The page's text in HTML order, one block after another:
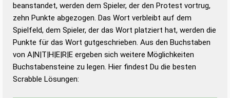
Duden – Standardwerk in 12 Bänden
Duden – Richtiges und gutes
Deutsch
Duden – Die deutsche Grammatik
Duden – Deutsches
beanstandet, werden dem Spieler, der den Protest vortrug,
zehn Punkte abgezogen. Das Wort verbleibt auf dem
Spielfeld, dem Spieler, der das Wort platziert hat, werden die
Punkte für das Wort gutgeschrieben. Aus den Buchstaben
von A|N|T|H|E|R|E ergeben sich weitere Möglichkeiten
Buchstabensteine zu legen. Hier findest Du die besten
Scrabble Lösungen: